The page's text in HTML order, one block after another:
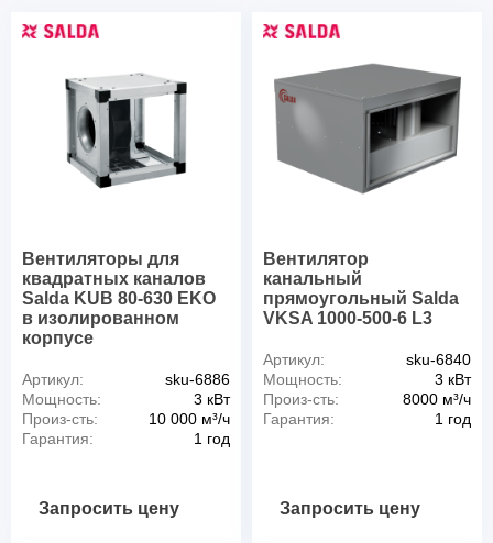
Вентиляторы для
квадратных каналов
Salda KUB 80-630 EKO
в изолированном
корпусе
Артикул:
sku-6886
Мощность:
3 кВт
Произ-сть:
10 000 м³/ч
Гарантия:
1 год
Запросить цену
Вентилятор
канальный
прямоугольный Salda
VKSA 1000-500-6 L3
Артикул:
sku-6840
Мощность:
3 кВт
Произ-сть:
8000 м³/ч
Гарантия:
1 год
Запросить цену